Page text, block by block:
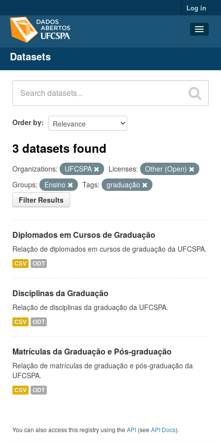
Log in
Datasets
Organizations
Groups
About
Datasets
Order by
3 datasets found
Organizations: UFCSPA Licenses:
Other (Open)
Groups:
Ensino Tags:
graduação
Filter Results
Diplomados em Cursos de Graduação
Relação de diplomados em cursos de graduação da UFCSPA.
CSV ODT
Disciplinas da Graduação
Relação de disciplinas da graduação da UFCSPA.
CSV ODT
Matrículas da Graduação e Pós-graduação
Relação de matrículas de graduação e pós-graduação da
UFCSPA.
CSV ODT
You can also access this registry using the API (see API Docs).